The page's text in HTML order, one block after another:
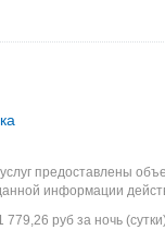
предоставлены
информации
779,26 руб за ночь